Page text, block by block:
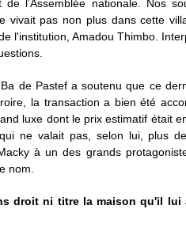
l’Assemblée nationale. Nos
vivait pas non plus dans cette
l'institution, Amadou Thimbo.
de Pastef a soutenu que ce
la transaction a bien été
luxe dont le prix estimatif était
ne valait pas, selon lui, plus
à un des grands
nom.
droit ni titre la maison qu'il lui